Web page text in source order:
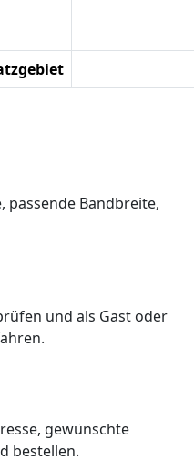
passende Bandbreite,
und als Gast oder
gewünschte
bestellen.